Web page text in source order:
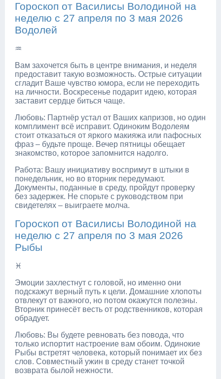
Гороскоп от Василисы Володиной на
неделю с 27 апреля по 3 мая 2026
Водолей
♒
Вам захочется быть в центре внимания, и неделя
предоставит такую возможность. Острые ситуации
сгладит Ваше чувство юмора, если не переходить
на личности. Воскресенье подарит идею, которая
заставит сердце биться чаще.
Любовь: Партнёр устал от Ваших капризов, но один
комплимент всё исправит. Одиноким Водолеям
стоит отказаться от яркого макияжа или пафосных
фраз – будьте проще. Вечер пятницы обещает
знакомство, которое запомнится надолго.
Работа: Вашу инициативу воспримут в штыки в
понедельник, но во вторник передумают.
Документы, поданные в среду, пройдут проверку
без задержек. Не спорьте с руководством при
свидетелях – выиграете молча.
Гороскоп от Василисы Володиной на
неделю с 27 апреля по 3 мая 2026
Рыбы
♓
Эмоции захлестнут с головой, но именно они
подскажут верный путь к цели. Домашние хлопоты
отвлекут от важного, но потом окажутся полезны.
Вторник принесёт весть от родственников, которая
обрадует.
Любовь: Вы будете ревновать без повода, что
только испортит настроение вам обоим. Одинокие
Рыбы встретят человека, который понимает их без
слов. Совместный ужин в среду станет точкой
возврата былой нежности.